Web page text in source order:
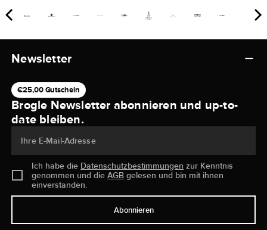
Newsletter
€25,00 Gutschein
Brogle Newsletter abonnieren und up-to-
date bleiben.
Ihre E-Mail-Adresse
Ich habe die Datenschutzbestimmungen zur Kenntnis
genommen und dieAGB gelesen und bin mit ihnen
einverstanden.
Abonnieren